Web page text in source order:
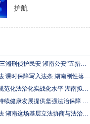
护航
数智赋能淬本领 三湘刑侦护民安 湖南公安“五措并举”推进执法规范化建设
代表议案转化立法 课时保障写入法条 湖南刚性落实中小学生体育锻炼要求
提升反电诈工作规范化法治化实战化水平 湖南拟为反电诈工作立法
为全省民营经济持续健康发展提供坚强法治保障 湖南拟出台实施民营经济促进法办法
一边问计一边普法 湖南这场基层立法协商与法治宣传活动走进社区